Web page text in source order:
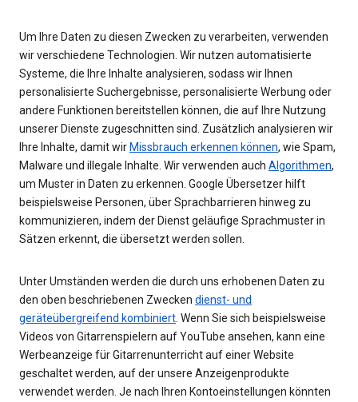
Um Ihre Daten zu diesen Zwecken zu verarbeiten, verwenden
wir verschiedene Technologien. Wir nutzen automatisierte
Systeme, die Ihre Inhalte analysieren, sodass wir Ihnen
personalisierte Suchergebnisse, personalisierte Werbung oder
andere Funktionen bereitstellen können, die auf Ihre Nutzung
unserer Dienste zugeschnitten sind. Zusätzlich analysieren wir
Ihre Inhalte, damit wir Missbrauch erkennen können, wie Spam,
Malware und illegale Inhalte. Wir verwenden auch Algorithmen,
um Muster in Daten zu erkennen. Google Übersetzer hilft
beispielsweise Personen, über Sprachbarrieren hinweg zu
kommunizieren, indem der Dienst geläufige Sprachmuster in
Sätzen erkennt, die übersetzt werden sollen.
Unter Umständen werden die durch uns erhobenen Daten zu
den oben beschriebenen Zwecken dienst- und
geräteübergreifend kombiniert . Wenn Sie sich beispielsweise
Videos von Gitarrenspielern auf YouTube ansehen, kann eine
Werbeanzeige für Gitarrenunterricht auf einer Website
geschaltet werden, auf der unsere Anzeigenprodukte
verwendet werden. Je nach Ihren Kontoeinstellungen könnten